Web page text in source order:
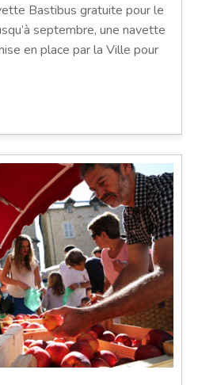
Bastibus gratuite pour le
septembre, une navette
en place par la Ville pour